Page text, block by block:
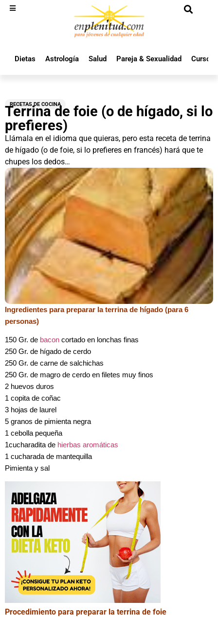
Dietas Astrología Salud Pareja & Sexualidad Cursos
RECETAS DE COCINA
Terrina de foie (o de hígado, si lo
prefieres)
Llámala en el idioma que quieras, pero esta receta de terrina
de hígado (o de foie, si lo prefieres en francés) hará que te
chupes los dedos…
Ingredientes para preparar la terrina de hígado (para 6
personas)
150 Gr. de bacon cortado en lonchas finas
250 Gr. de hígado de cerdo
250 Gr. de carne de salchichas
250 Gr. de magro de cerdo en filetes muy finos
2 huevos duros
1 copita de coñac
3 hojas de laurel
5 granos de pimienta negra
1 cebolla pequeña
1cucharadita de hierbas aromáticas
1 cucharada de mantequilla
Pimienta y sal
Procedimiento para preparar la terrina de foie